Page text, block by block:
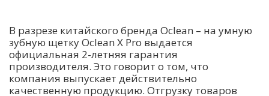
В разрезе китайского бренда Oclean – на умную
зубную щетку Oclean X Pro выдается
официальная 2-летняя гарантия
производителя. Это говорит о том, что
компания выпускает действительно
качественную продукцию. Отгрузку товаров